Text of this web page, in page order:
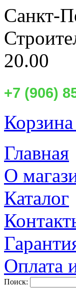
Санкт-
20.00
+7 (906)
Главная
О
Каталог
Оплата
Поиск: